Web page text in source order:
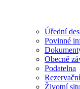
Úřední
Povinné
Obecně
Podatelna
Životní